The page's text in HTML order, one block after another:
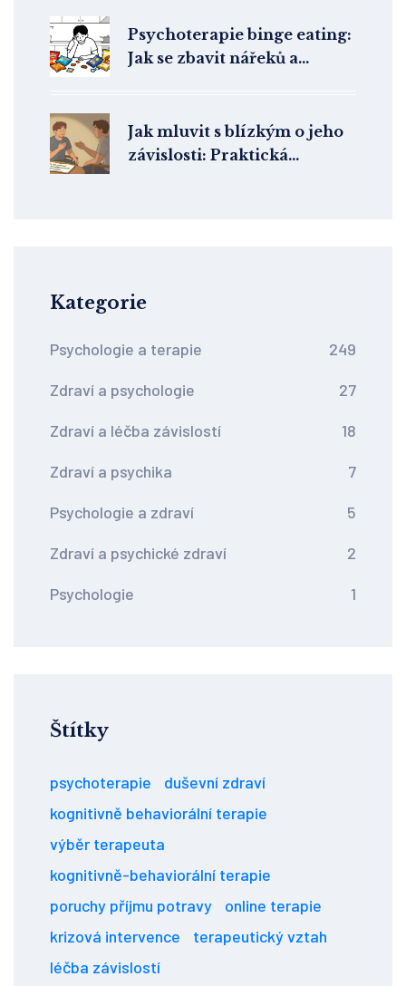
Psychoterapie binge eating:
Jak se zbavit nářeků a
Jak mluvit s blízkým o jeho
závislosti: Praktická
Kategorie
Psychologie a terapie 249
Zdraví a psychologie 27
Zdraví a léčba závislostí 18
Zdraví a psychika 7
Psychologie a zdraví 5
Zdraví a psychické zdraví 2
Psychologie 1
Štítky
psychoterapie
duševní zdraví
kognitivně behaviorální terapie
výběr terapeuta
kognitivně-behaviorální terapie
poruchy příjmu potravy
online terapie
krizová intervence
terapeutický vztah
léčba závislostí